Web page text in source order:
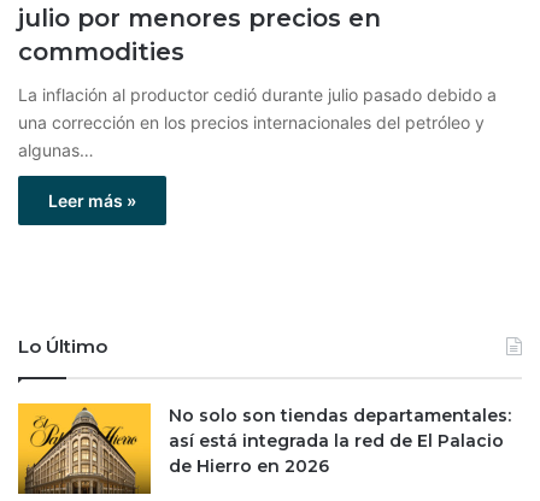
julio por menores precios en
commodities
La inflación al productor cedió durante julio pasado debido a
una corrección en los precios internacionales del petróleo y
algunas…
Leer más »
Lo Último
No solo son tiendas departamentales:
así está integrada la red de El Palacio
de Hierro en 2026